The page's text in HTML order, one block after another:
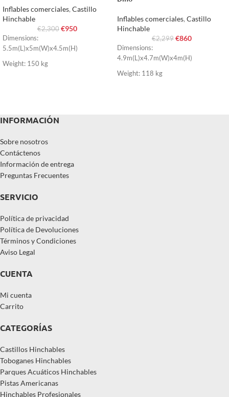
Inflables comerciales, Castillo
Hinchable
€2,300 €950
Dimensions:
5.5m(L)x5m(W)x4.5m(H)
Weight: 150 kg
Inflables comerciales, Castillo
Hinchable
€2,299 €860
Dimensions:
4.9m(L)x4.7m(W)x4m(H)
Weight: 118 kg
INFORMACIÓN
Sobre nosotros
Contáctenos
Información de entrega
Preguntas Frecuentes
SERVICIO
Política de privacidad
Política de Devoluciones
Términos y Condiciones
Aviso Legal
CUENTA
Mi cuenta
Carrito
CATEGORÍAS
Castillos Hinchables
Toboganes Hinchables
Parques Acuáticos Hinchables
Pistas Americanas
Hinchables Profesionales